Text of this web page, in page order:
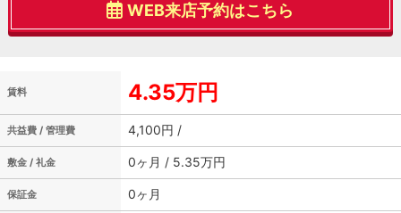
WEB来店予約はこちら
賃料 4.35万円
共益費 / 管理費 4,100円 /
敷金 / 礼金 0ヶ月 / 5.35万円
保証金 0ヶ月